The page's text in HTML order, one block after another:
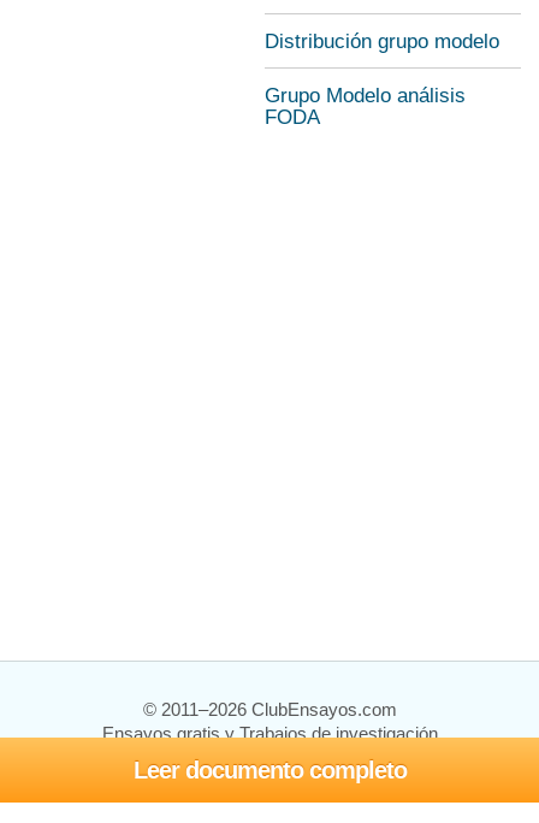
Leer documento completo
Distribución grupo modelo
Grupo Modelo análisis
FODA
© 2011–2026 ClubEnsayos.com
Ensayos gratis y Trabajos de investigación